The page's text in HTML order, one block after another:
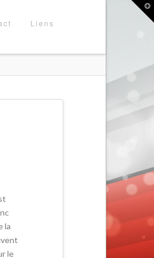
Liens
la
le